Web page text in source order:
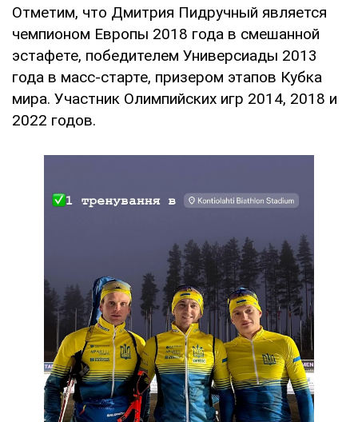
Отметим, что Дмитрия Пидручный является
чемпионом Европы 2018 года в смешанной
эстафете, победителем Универсиады 2013
года в масс-старте, призером этапов Кубка
мира. Участник Олимпийских игр 2014, 2018 и
2022 годов.